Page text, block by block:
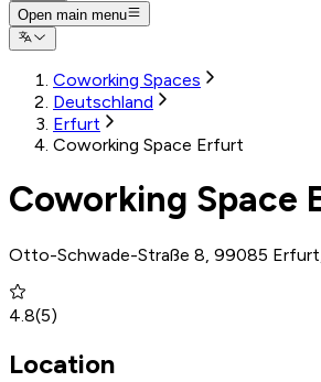
Open main menu
Coworking Spaces
Deutschland
Erfurt
Coworking Space Erfurt
Coworking Space
Otto-Schwade-Straße 8, 99085
4.8(5)
Location